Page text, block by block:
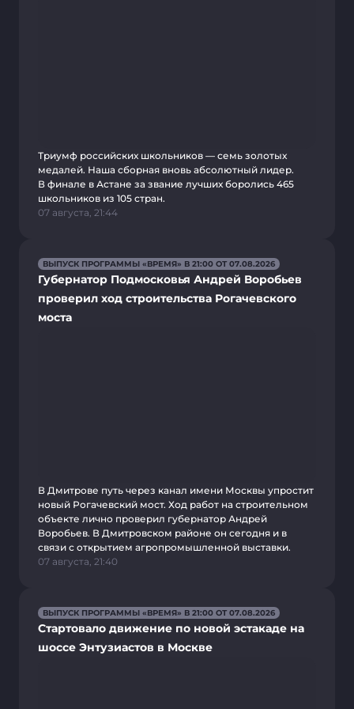
Триумф российских школьников — семь золотых
медалей. Наша сборная вновь абсолютный лидер.
В финале в Астане за звание лучших боролись 465
школьников из 105 стран.
07 августа, 21:44
ВЫПУСК ПРОГРАММЫ «ВРЕМЯ» В 21:00 ОТ 07.08.2026
Губернатор Подмосковья Андрей Воробьев
проверил ход строительства Рогачевского
моста
В Дмитрове путь через канал имени Москвы упростит
новый Рогачевский мост. Ход работ на строительном
объекте лично проверил губернатор Андрей
Воробьев. В Дмитровском районе он сегодня и в
связи с открытием агропромышленной выставки.
07 августа, 21:40
ВЫПУСК ПРОГРАММЫ «ВРЕМЯ» В 21:00 ОТ 07.08.2026
Стартовало движение по новой эстакаде на
шоссе Энтузиастов в Москве